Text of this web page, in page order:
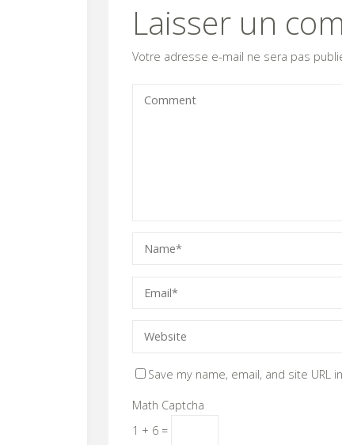
Laisser un
Votre adresse e-mail ne sera pas
Save my name, email, and site
Math Captcha
1 + 6 =